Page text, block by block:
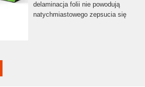
delaminacja folii nie powodują
natychmiastowego zepsucia się